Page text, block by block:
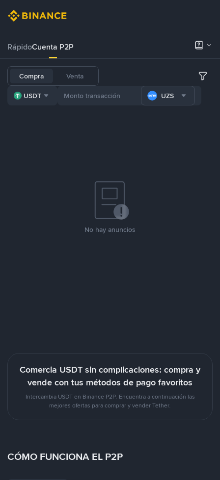
RápidoCuenta P2P
Compra Venta
USDT UZS
No hay anuncios
Comercia USDT sin complicaciones: compra y
vende con tus métodos de pago favoritos
Intercambia USDT en Binance P2P. Encuentra a continuación las
mejores ofertas para comprar y vender Tether.
CÓMO FUNCIONA EL P2P